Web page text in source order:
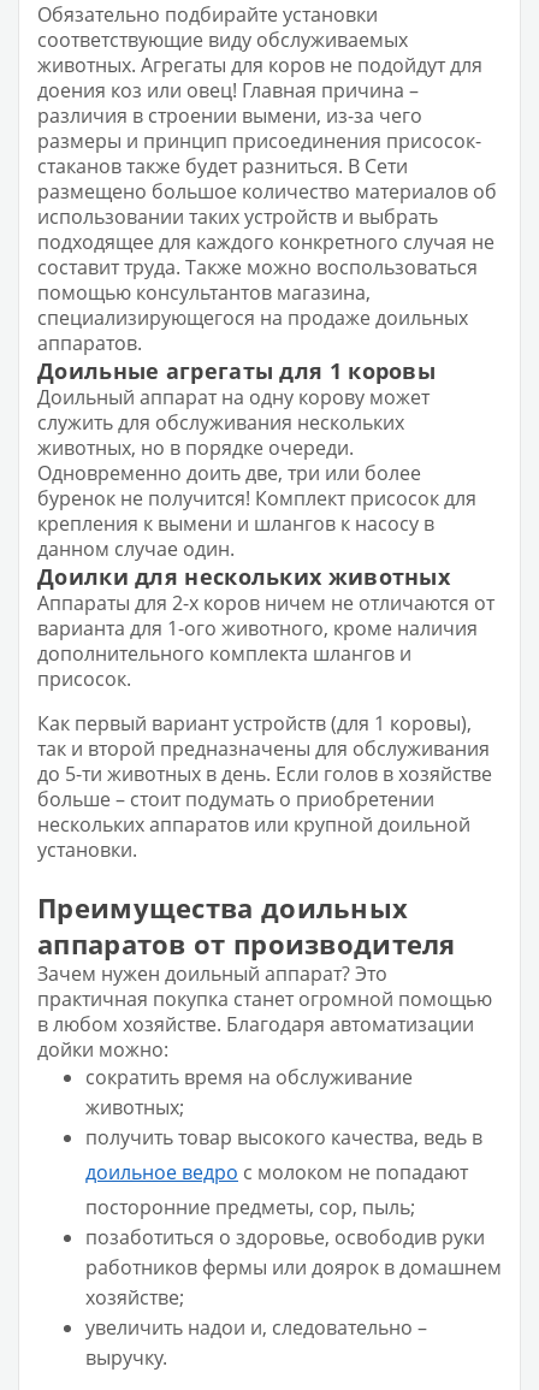
Обязательно подбирайте установки
соответствующие виду обслуживаемых
животных. Агрегаты для коров не подойдут для
доения коз или овец! Главная причина –
различия в строении вымени, из-за чего
размеры и принцип присоединения присосок-
стаканов также будет разниться. В Сети
размещено большое количество материалов об
использовании таких устройств и выбрать
подходящее для каждого конкретного случая не
составит труда. Также можно воспользоваться
помощью консультантов магазина,
специализирующегося на продаже доильных
аппаратов.
Доильные агрегаты для 1 коровы
Доильный аппарат на одну корову может
служить для обслуживания нескольких
животных, но в порядке очереди.
Одновременно доить две, три или более
буренок не получится! Комплект присосок для
крепления к вымени и шлангов к насосу в
данном случае один.
Доилки для нескольких животных
Аппараты для 2-х коров ничем не отличаются от
варианта для 1-ого животного, кроме наличия
дополнительного комплекта шлангов и
присосок.
Как первый вариант устройств (для 1 коровы),
так и второй предназначены для обслуживания
до 5-ти животных в день. Если голов в хозяйстве
больше – стоит подумать о приобретении
нескольких аппаратов или крупной доильной
установки.
Преимущества доильных
аппаратов от производителя
Зачем нужен доильный аппарат? Это
практичная покупка станет огромной помощью
в любом хозяйстве. Благодаря автоматизации
дойки можно:
сократить время на обслуживание
животных;
получить товар высокого качества, ведь в
доильное ведро с молоком не попадают
посторонние предметы, сор, пыль;
позаботиться о здоровье, освободив руки
работников фермы или доярок в домашнем
хозяйстве;
увеличить надои и, следовательно –
выручку.